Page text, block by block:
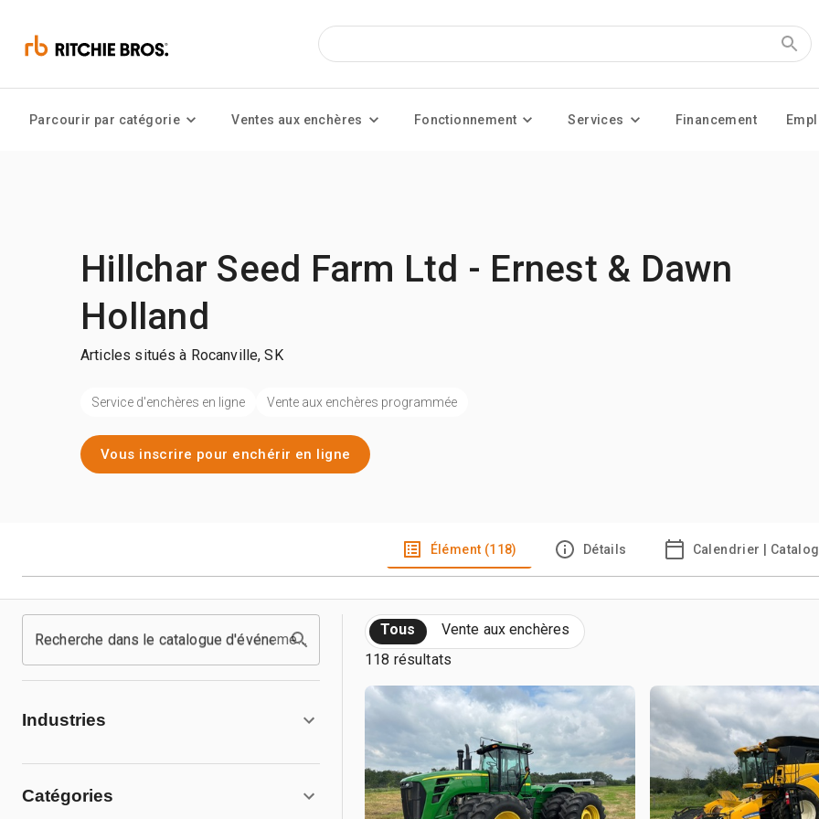
Parcourir par catégorie Ventes aux enchères Fonctionnement Services Financement
Hillchar Seed Farm Ltd - Ernest & Dawn
Holland
Articles situés à Rocanville, SK
Service d'enchères en ligne Vente aux enchères programmée
Vous inscrire pour enchérir en ligne
Élément (118) Détails Calendrier |
Recherche dans le catalogue d'événements
Industries
Catégories
Tous
Vente aux enchères
118 résultats